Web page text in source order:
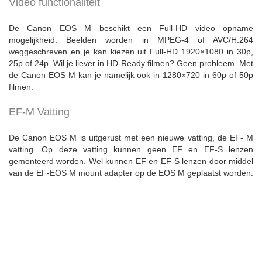
De Canon EOS M beschikt een Full-HD video opname
mogelijkheid. Beelden worden in MPEG-4 of AVC/H.264
weggeschreven en je kan kiezen uit Full-HD 1920×1080 in 30p,
25p of 24p. Wil je liever in HD-Ready filmen? Geen probleem. Met
de Canon EOS M kan je namelijk ook in 1280×720 in 60p of 50p
filmen.
EF-M Vatting
De Canon EOS M is uitgerust met een nieuwe vatting, de EF- M
vatting. Op deze vatting kunnen geen EF en EF-S lenzen
gemonteerd worden. Wel kunnen EF en EF-S lenzen door middel
van de EF-EOS M mount adapter op de EOS M geplaatst worden.